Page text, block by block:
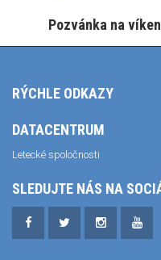
Pozvánka na
RÝCHLE ODKAZY
DATACENTRUM
Letecké spoločnosti
SLEDUJTE NÁS NA